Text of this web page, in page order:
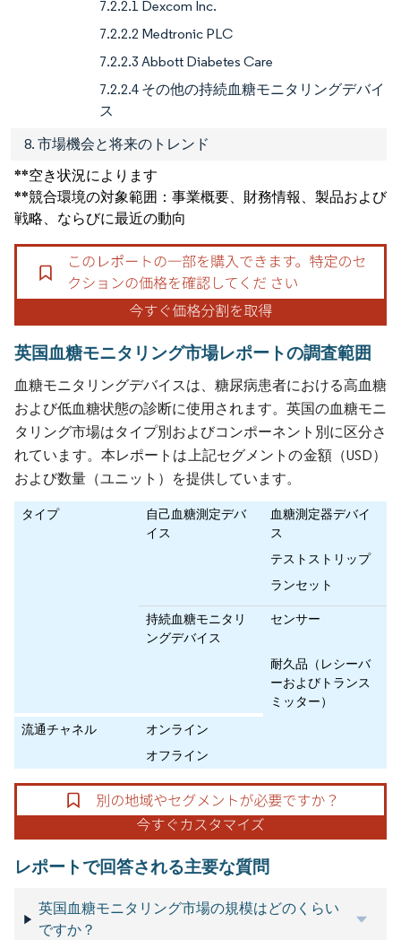
7.2.2.1 Dexcom Inc.
7.2.2.2 Medtronic PLC
7.2.2.3 Abbott Diabetes Care
7.2.2.4 その他の持続血糖モニタリングデバイ
ス
8. 市場機会と将来のトレンド
**空き状況によります
**競合環境の対象範囲：事業概要、財務情報、製品および
戦略、ならびに最近の動向
英国血糖モニタリング市場レポートの調査範囲
血糖モニタリングデバイスは、糖尿病患者における高血糖
および低血糖状態の診断に使用されます。英国の血糖モニ
タリング市場はタイプ別およびコンポーネント別に区分さ
れています。本レポートは上記セグメントの金額（USD）
および数量（ユニット）を提供しています。
タイプ
自己血糖測定デバ
イス
血糖測定器デバイ
ス
テストストリップ
ランセット
持続血糖モニタリ
ングデバイス
センサー
耐久品（レシーバ
ーおよびトランス
ミッター）
流通チャネル
オンライン
オフライン
レポートで回答される主要な質問
英国血糖モニタリング市場の規模はどのくらい
ですか？